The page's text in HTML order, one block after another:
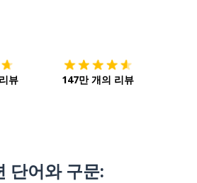
뷰 147만 개의 리뷰
단어와 구문: